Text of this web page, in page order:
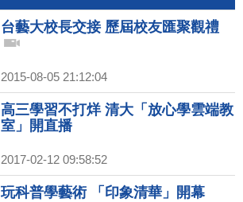
台藝大校長交接 歷屆校友匯聚觀禮
2015-08-05 21:12:04
高三學習不打烊 清大「放心學雲端教
室」開直播
2017-02-12 09:58:52
玩科普學藝術 「印象清華」開幕